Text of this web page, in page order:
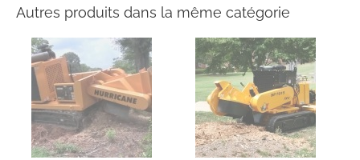
Autres produits dans la même catégorie